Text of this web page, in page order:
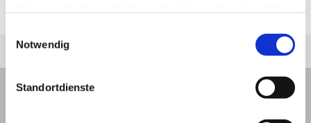
Notwendig
Standortdienste